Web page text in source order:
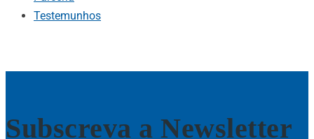
Testemunhos
Subscreva a Newsletter